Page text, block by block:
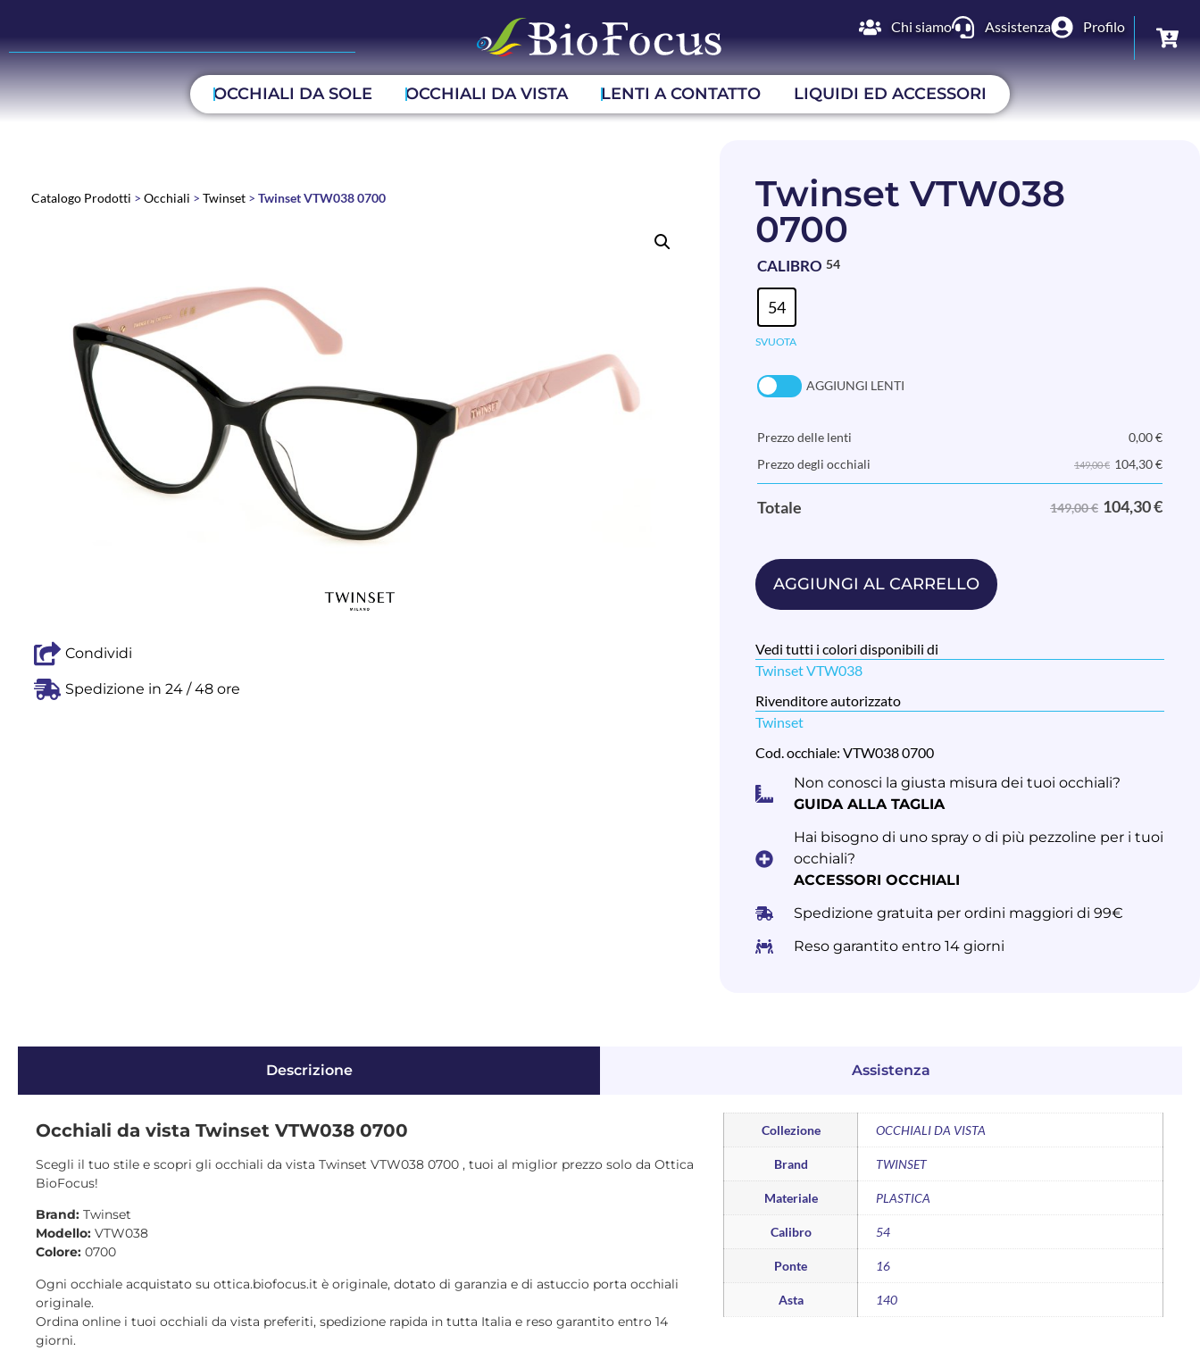
Chi siamo Assistenza Profilo
OCCHIALI DA SOLE OCCHIALI DA VISTA LENTI A CONTATTO LIQUIDI ED ACCESSORI
Catalogo Prodotti > Occhiali > Twinset > Twinset VTW038 0700
Condividi
Spedizione in 24 / 48 ore
Twinset VTW038
0700
CALIBRO 54
54
SVUOTA
AGGIUNGI LENTI
Prezzo delle lenti 0,00€
Prezzo degli occhiali
149,00 € 104,30€
Totale 149,00 € 104,30€
AGGIUNGI AL CARRELLO
Vedi tutti i colori disponibili di
Twinset VTW038
Rivenditore autorizzato
Twinset
Cod. occhiale: VTW038 0700
Non conosci la giusta misura dei tuoi occhiali?
GUIDA ALLA TAGLIA
Hai bisogno di uno spray o di più pezzoline per i tuoi
occhiali?
ACCESSORI OCCHIALI
Spedizione gratuita per ordini maggiori di 99€
Reso garantito entro 14 giorni
Descrizione Assistenza
Occhiali da vista Twinset VTW038 0700
Scegli il tuo stile e scopri gli occhiali da vista Twinset VTW038 0700 , tuoi al miglior prezzo solo da Ottica
BioFocus!
Brand: Twinset
Modello: VTW038
Colore: 0700
Ogni occhiale acquistato su ottica.biofocus.it è originale, dotato di garanzia e di astuccio porta occhiali
originale.
Ordina online i tuoi occhiali da vista preferiti, spedizione rapida in tutta Italia e reso garantito entro 14
giorni.
Collezione OCCHIALI DA VISTA
Brand TWINSET
Materiale PLASTICA
Calibro 54
Ponte 16
Asta 140